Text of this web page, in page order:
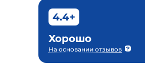
4.4+
Хорошо
На основании отзывов